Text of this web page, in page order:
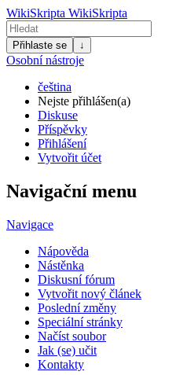
WikiSkripta WikiSkripta
Přihlaste se ↓
Osobní nástroje
čeština
Nejste přihlášen(a)
Diskuse
Příspěvky
Přihlášení
Vytvořit účet
Navigační menu
Navigace
Nápověda
Nástěnka
Diskusní fórum
Vytvořit nový článek
Poslední změny
Speciální stránky
Načíst soubor
Jak (se) učit
Kontakty